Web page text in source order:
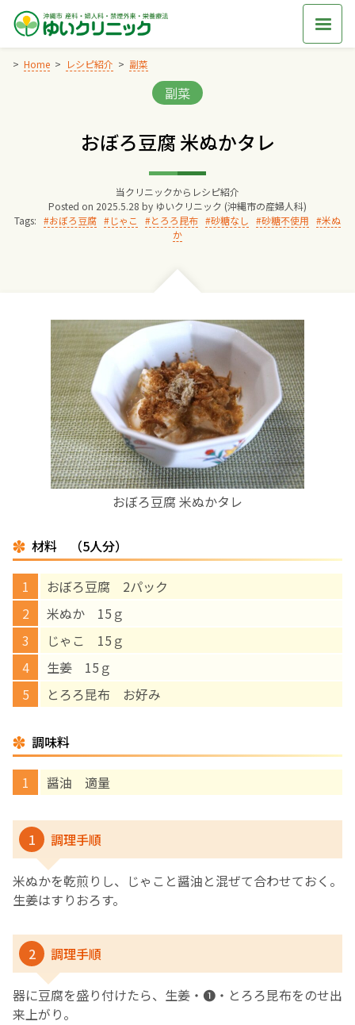
Skip
content
Home レシピ紹介 副菜
Categories:
副菜
おぼろ豆腐 米ぬかタレ
当クリニックからレシピ紹介
Posted on 2025.5.28 by ゆいクリニック (沖縄市の産婦人科)
Tags:
おぼろ豆腐 じゃこ とろろ昆布 砂糖なし 砂糖不使用
米ぬ
か
おぼろ豆腐 米ぬかタレ
材料 （5人分）
おぼろ豆腐 2パック
米ぬか 15ｇ
じゃこ 15ｇ
生姜 15ｇ
とろろ昆布 お好み
調味料
醤油 適量
1 調理手順
米ぬかを乾煎りし、じゃこと醤油と混ぜて合わせておく。
生姜はすりおろす。
2 調理手順
器に豆腐を盛り付けたら、生姜・❶・とろろ昆布をのせ出
来上がり。
院長からのごあいさつ
妊婦健診
お産について
親と子の結びつき支援
母乳育児
その他の診療内容
‘さんルーム’ でさまざまな講座・クラス
遠方にお住まいで当院での出産を希望される方へ
医師プロフィール